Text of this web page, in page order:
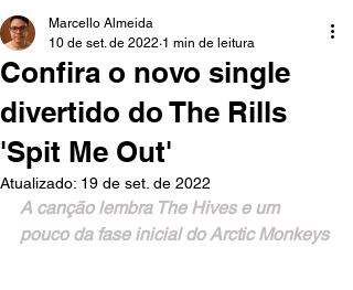
Confira o novo single
divertido do The Rills
'Spit Me Out'
Marcello Almeida
10 de set. de 2022 1 min de leitura
Atualizado: 19 de set. de 2022
A canção lembra The Hives e um
pouco da fase inicial do Arctic Monkeys